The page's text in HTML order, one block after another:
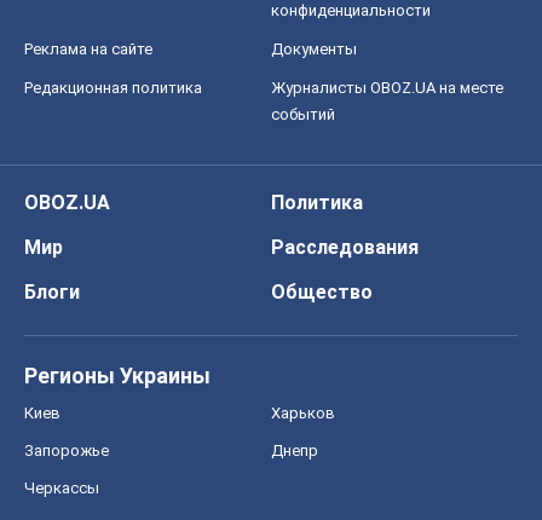
конфиденциальности
Реклама на сайте Документы
Редакционная политика
Журналисты OBOZ.UA на месте
событий
OBOZ.UA
Политика
Мир
Расследования
Блоги
Общество
Регионы Украины
Киев Харьков
Запорожье Днепр
Черкассы